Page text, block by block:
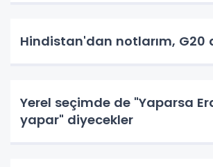
Hindistan'dan notlarım, G20
Yerel seçimde de "Yaparsa
yapar" diyecekler